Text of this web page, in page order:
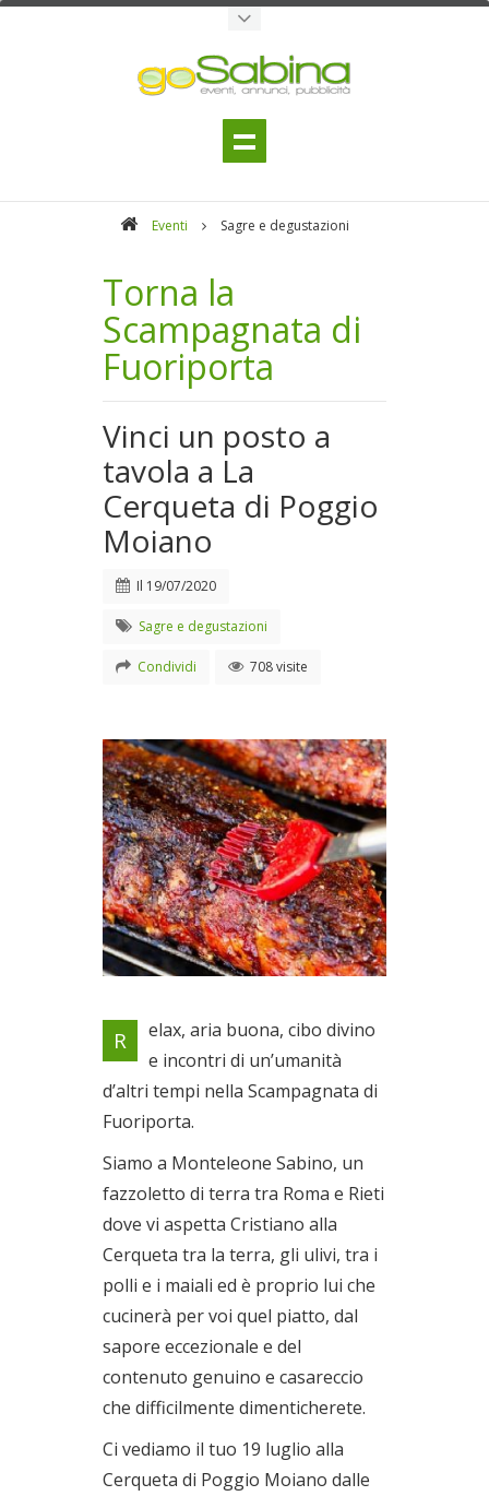
Eventi Sagre e degustazioni
Torna la
Scampagnata di
Fuoriporta
Vinci un posto a
tavola a La
Cerqueta di Poggio
Moiano
Il 19/07/2020
Sagre e degustazioni
Condividi 708 visite
Vinci un posto a tavola a La
Cerqueta di Poggio Moiano
Il 19/07/2020
R
elax, aria buona, cibo divino
e incontri di un’umanità
d’altri tempi nella Scampagnata di
Fuoriporta.
Siamo a Monteleone Sabino, un
fazzoletto di terra tra Roma e Rieti
dove vi aspetta Cristiano alla
Cerqueta tra la terra, gli ulivi, tra i
polli e i maiali ed è proprio lui che
cucinerà per voi quel piatto, dal
sapore eccezionale e del
contenuto genuino e casareccio
che difficilmente dimenticherete.
Ci vediamo il tuo 19 luglio alla
Cerqueta di Poggio Moiano dalle